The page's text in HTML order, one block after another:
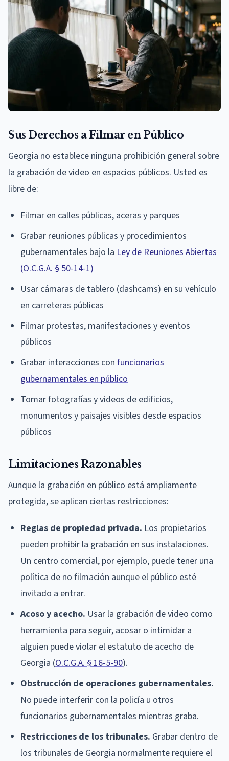
Sus Derechos a Filmar en Público
Georgia no establece ninguna prohibición general sobre
la grabación de video en espacios públicos. Usted es
libre de:
Filmar en calles públicas, aceras y parques
Grabar reuniones públicas y procedimientos
gubernamentales bajo la Ley de Reuniones Abiertas
(O.C.G.A. § 50-14-1)
Usar cámaras de tablero (dashcams) en su vehículo
en carreteras públicas
Filmar protestas, manifestaciones y eventos
públicos
Grabar interacciones con funcionarios
gubernamentales en público
Tomar fotografías y videos de edificios,
monumentos y paisajes visibles desde espacios
públicos
Limitaciones Razonables
Aunque la grabación en público está ampliamente
protegida, se aplican ciertas restricciones:
Reglas de propiedad privada. Los propietarios
pueden prohibir la grabación en sus instalaciones.
Un centro comercial, por ejemplo, puede tener una
política de no filmación aunque el público esté
invitado a entrar.
Acoso y acecho. Usar la grabación de video como
herramienta para seguir, acosar o intimidar a
alguien puede violar el estatuto de acecho de
Georgia (O.C.G.A. § 16-5-90).
Obstrucción de operaciones gubernamentales.
No puede interferir con la policía u otros
funcionarios gubernamentales mientras graba.
Restricciones de los tribunales. Grabar dentro de
los tribunales de Georgia normalmente requiere el